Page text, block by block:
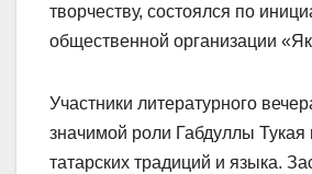
творчеству, состоялся по
общественной организации
Участники литературного
значимой роли Габдуллы Тукая
татарских традиций и языка.